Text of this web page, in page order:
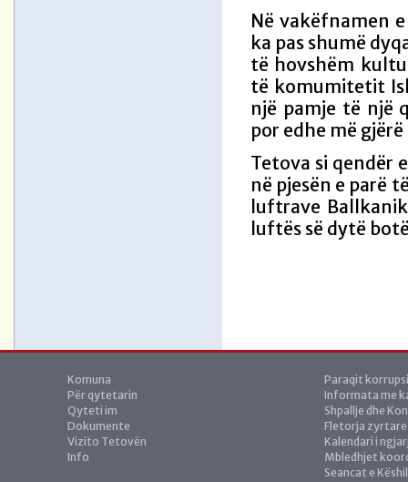
Në vakëfnamen
ka pas shumë
të hovshëm
të komumitetit
një pamje të një
por edhe më
Tetova si qendër
në pjesën e parë
luftrave
luftës së dytë
Komuna
Për qytetarin
Qyteti im
Dokumente
Vizito Tetovën
Info
Paraqit
Informata me
Shpallje dhe
Fletorja zyrtare
Kalendari i
Mbledhjet
Seancat e